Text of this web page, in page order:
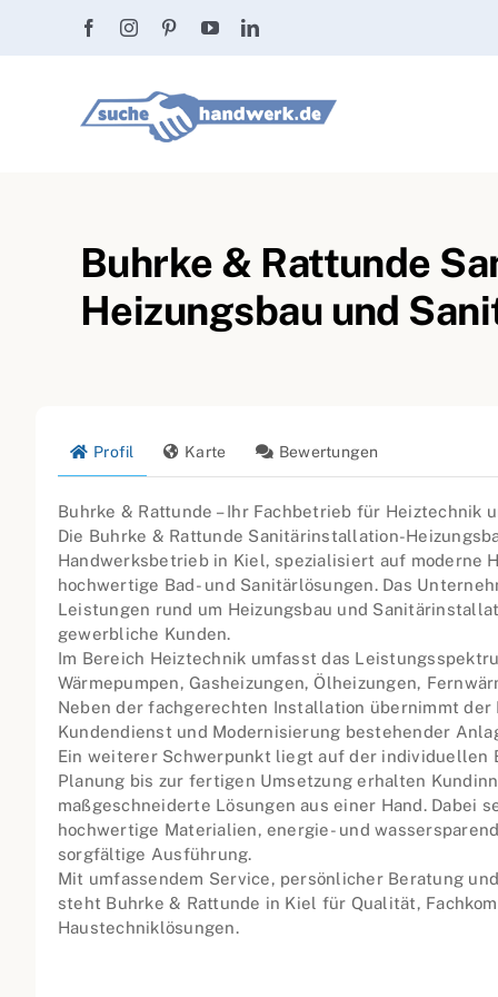
Buhrke & Rattunde
Heizungsbau und
Profil Karte Bewertungen
Buhrke & Rattunde – Ihr Fachbetrieb für Heiztechnik
Die Buhrke & Rattunde Sanitärinstallation-
Handwerksbetrieb in Kiel, spezialisiert auf moderne
hochwertige Bad- und Sanitärlösungen. Das
Leistungen rund um Heizungsbau und
gewerbliche Kunden.
Im Bereich Heiztechnik umfasst das
Wärmepumpen, Gasheizungen, Ölheizungen,
Neben der fachgerechten Installation übernimmt der
Kundendienst und Modernisierung bestehender
Ein weiterer Schwerpunkt liegt auf der individuellen
Planung bis zur fertigen Umsetzung erhalten
maßgeschneiderte Lösungen aus einer Hand. Dabei
hochwertige Materialien, energie- und
sorgfältige Ausführung.
Mit umfassendem Service, persönlicher Beratung
steht Buhrke & Rattunde in Kiel für Qualität,
Haustechniklösungen.